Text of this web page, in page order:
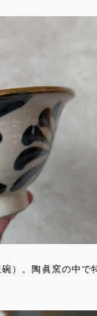
）。陶眞窯の中で